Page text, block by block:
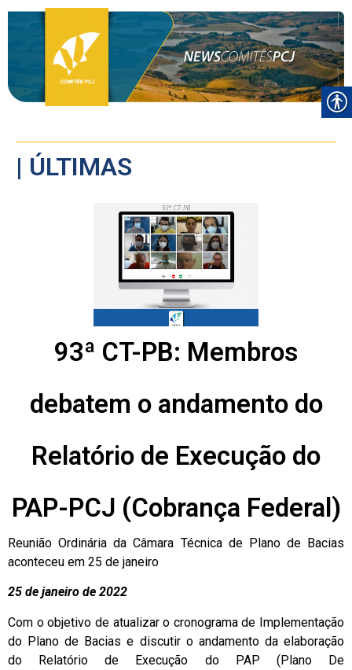
| ÚLTIMAS
93ª CT-PB: Membros
debatem o andamento do
Relatório de Execução do
PAP-PCJ (Cobrança Federal)
Reunião Ordinária da Câmara Técnica de Plano de Bacias
aconteceu em 25 de janeiro
25 de janeiro de 2022
Com o objetivo de atualizar o cronograma de Implementação
do Plano de Bacias e discutir o andamento da elaboração
do Relatório de Execução do PAP (Plano De